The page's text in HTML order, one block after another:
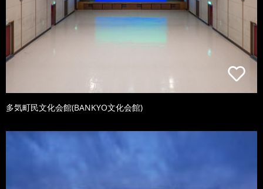
多気町民文化会館(BANKYO文化会館)